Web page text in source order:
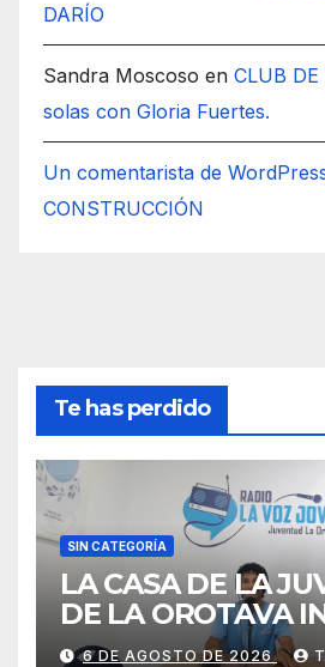
DARÍO
Sandra Moscoso en CLUB
solas con Gloria Fuertes.
Un comentarista de
CONSTRUCCIÓN
Te has perdido
SIN CATEGORÍA
LA CASA DE LA
DE LA OROTAVA
AGOSTO 2026
6 DE AGOSTO DE 2026